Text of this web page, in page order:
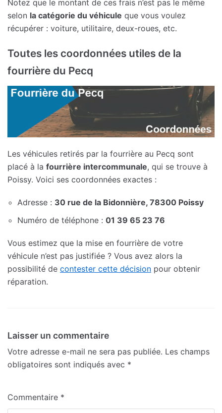
Notez que le montant de ces frais n’est pas le même
selon la catégorie du véhicule que vous voulez
récupérer : voiture, utilitaire, deux-roues, etc.
Toutes les coordonnées utiles de la
fourrière du Pecq
Les véhicules retirés par la fourrière au Pecq sont
placé à la fourrière intercommunale, qui se trouve à
Poissy. Voici ses coordonnées exactes :
Adresse : 30 rue de la Bidonnière, 78300 Poissy
Numéro de téléphone : 01 39 65 23 76
Vous estimez que la mise en fourrière de votre
véhicule n’est pas justifiée ? Vous avez alors la
possibilité de contester cette décision pour obtenir
réparation.
Laisser un commentaire
Votre adresse e-mail ne sera pas publiée. Les champs
obligatoires sont indiqués avec *
Commentaire *